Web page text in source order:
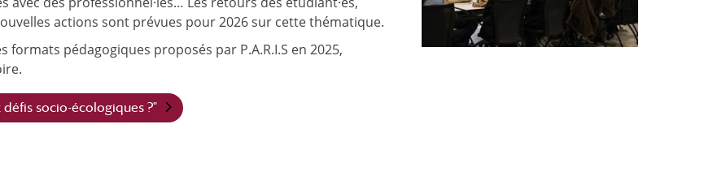
actions sont prévues pour 2026 sur cette thématique.
pédagogiques proposés par P.A.R.I.S en 2025,
défis socio-écologiques ?"